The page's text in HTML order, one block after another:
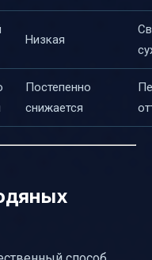
Низкая
Постепенно
снижается